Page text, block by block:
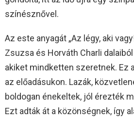
színésznővel.
Az este anyagát „Az légy, aki
Zsuzsa és Horváth Charli
akiket mindketten szeretnek. Ez
az előadásukon. Lazák,
boldogan énekeltek, jól érezték
Ezt adták át a közönségnek, így